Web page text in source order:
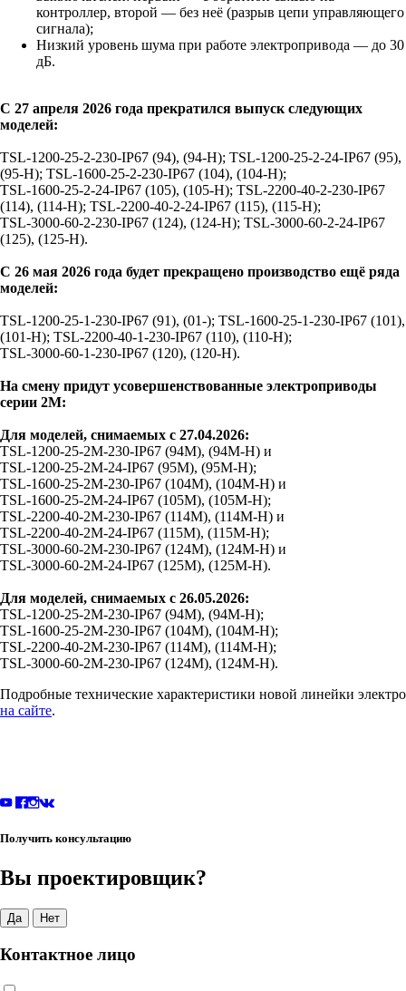
контроллер, второй — без неё (разрыв цепи управляющего
сигнала);
Низкий уровень шума при работе электропривода — до 30
дБ.
С 27 апреля 2026 года прекратился выпуск следующих
моделей:
TSL‑1200‑25‑2‑230‑IP67 (94), (94‑Н); TSL‑1200‑25‑2‑24‑IP67 (95),
(95‑Н); TSL‑1600‑25‑2‑230‑IP67 (104), (104‑Н);
TSL‑1600‑25‑2‑24‑IP67 (105), (105‑Н); TSL‑2200‑40‑2‑230‑IP67
(114), (114‑Н); TSL‑2200‑40‑2‑24‑IP67 (115), (115‑Н);
TSL‑3000‑60‑2‑230‑IP67 (124), (124‑Н); TSL‑3000‑60‑2‑24‑IP67
(125), (125‑Н).
С 26 мая 2026 года будет прекращено производство ещё ряда
моделей:
TSL‑1200‑25‑1‑230‑IP67 (91), (01‑); TSL‑1600‑25‑1‑230‑IP67 (101),
(101‑Н); TSL‑2200‑40‑1‑230‑IP67 (110), (110‑Н);
TSL‑3000‑60‑1‑230‑IP67 (120), (120‑Н).
На смену придут усовершенствованные электроприводы
серии 2M:
Для моделей, снимаемых с 27.04.2026:
TSL‑1200‑25‑2M‑230‑IP67 (94М), (94М‑Н) и
TSL‑1200‑25‑2M‑24‑IP67 (95М), (95М‑Н);
TSL‑1600‑25‑2M‑230‑IP67 (104М), (104М‑Н) и
TSL‑1600‑25‑2M‑24‑IP67 (105М), (105М‑Н);
TSL‑2200‑40‑2M‑230‑IP67 (114М), (114М‑Н) и
TSL‑2200‑40‑2M‑24‑IP67 (115М), (115М‑Н);
TSL‑3000‑60‑2M‑230‑IP67 (124М), (124М‑Н) и
TSL‑3000‑60‑2M‑24‑IP67 (125М), (125М‑Н).
Для моделей, снимаемых с 26.05.2026:
TSL‑1200‑25‑2M‑230‑IP67 (94М), (94М‑Н);
TSL‑1600‑25‑2M‑230‑IP67 (104M), (104M‑H);
TSL‑2200‑40‑2M‑230‑IP67 (114М), (114М‑Н);
TSL‑3000‑60‑2M‑230‑IP67 (124М), (124М‑Н).
Подробные технические характеристики новой линейки
на сайте.
Получить консультацию
Вы проектировщик?
Да Нет
Контактное лицо